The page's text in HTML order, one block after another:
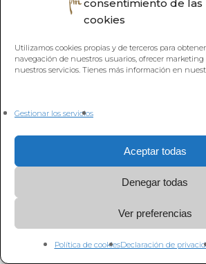
consentimiento de las
cookies
Utilizamos cookies propias y de terceros para
navegación de nuestros usuarios, ofrecer
nuestros servicios. Tienes más información en
Gestionar los servicios
Aceptar todas
Denegar todas
Ver preferencias
Política de cookiesDeclaración de
Volver a